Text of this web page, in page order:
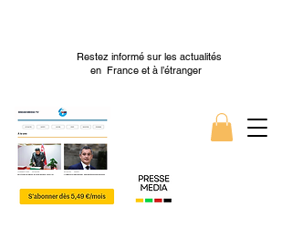
Restez informé sur les actualités
en France et à l’étranger